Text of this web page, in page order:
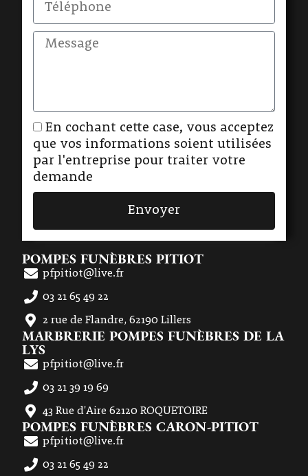
En cochant cette case, vous acceptez
que vos informations soient utilisées
par l'entreprise pour traiter votre
demande
Envoyer
POMPES FUNÈBRES PITIOT
pfpitiot@live.fr
03 21 65 49 22
2 rue de Flandre, 62190 Lillers
MARBRERIE POMPES FUNÈBRES DE LA
LYS
pfpitiot@live.fr
03 21 39 19 69
43 Rue d'Aire 62120 ROQUETOIRE
POMPES FUNÈBRES CARON-PITIOT
pfpitiot@live.fr
03 21 65 49 22